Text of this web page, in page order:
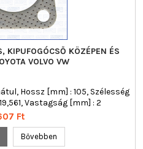
KÖZÉPEN ÉS
VOLVO VW
Hossz [mm] : 105, Szélesség
Vastagság [mm] : 2
Ft
Bővebben